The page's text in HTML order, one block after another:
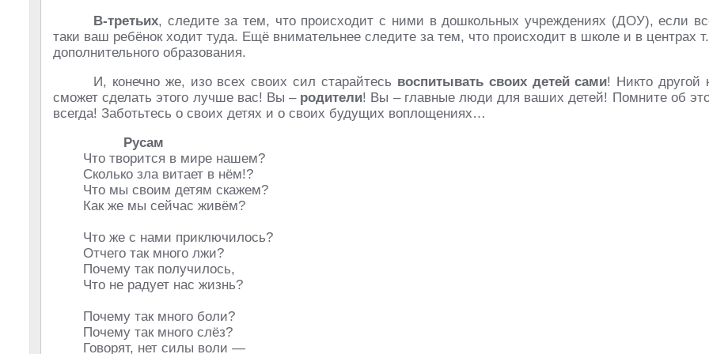
В-третьих, следите за тем, что происходит с ними в дошкольных учреждениях (ДОУ), если
таки ваш ребёнок ходит туда. Ещё внимательнее следите за тем, что происходит в школе и в центрах
дополнительного образования.
И, конечно же, изо всех своих сил старайтесь воспитывать своих детей сами! Никто другой
сможет сделать этого лучше вас! Вы – родители! Вы – главные люди для ваших детей! Помните об
всегда! Заботьтесь о своих детях и о своих будущих воплощениях…
Русам
Что творится в мире нашем?
Сколько зла витает в нём!?
Что мы своим детям скажем?
Как же мы сейчас живём?
Что же с нами приключилось?
Отчего так много лжи?
Почему так получилось,
Что не радует нас жизнь?
Почему так много боли?
Почему так много слёз?
Говорят, нет силы воли —